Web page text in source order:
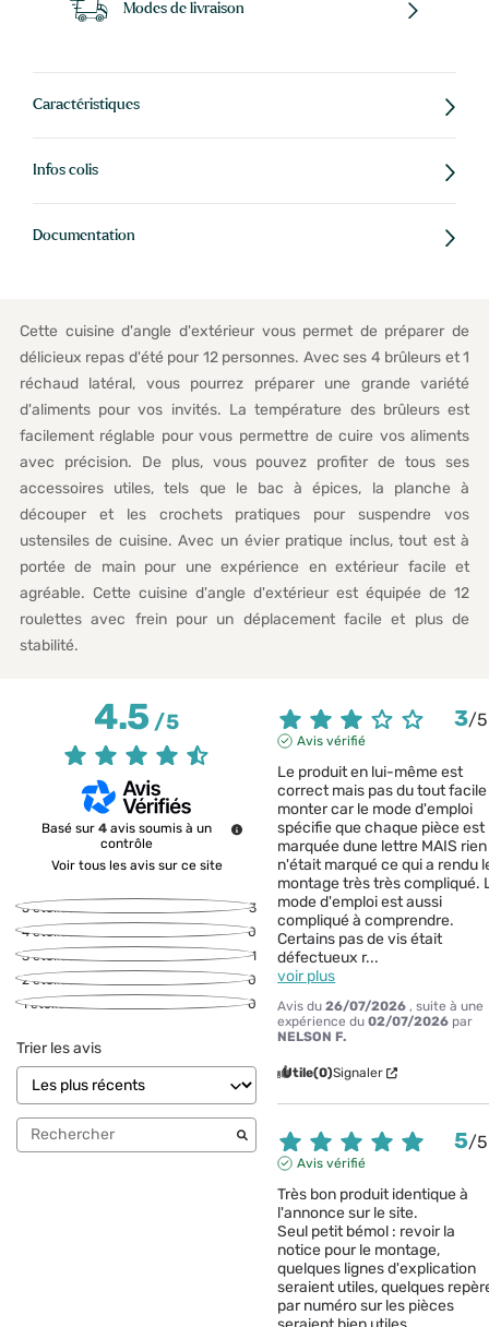
Modes de livraison
Caractéristiques
Infos colis
Documentation
Cette cuisine d'angle d'extérieur vous permet de préparer de
délicieux repas d'été pour 12 personnes. Avec ses 4 brûleurs et 1
réchaud latéral, vous pourrez préparer une grande variété
d'aliments pour vos invités. La température des brûleurs est
facilement réglable pour vous permettre de cuire vos aliments
avec précision. De plus, vous pouvez profiter de tous ses
accessoires utiles, tels que le bac à épices, la planche à
découper et les crochets pratiques pour suspendre vos
ustensiles de cuisine. Avec un évier pratique inclus, tout est à
portée de main pour une expérience en extérieur facile et
agréable. Cette cuisine d'angle d'extérieur est équipée de 12
roulettes avec frein pour un déplacement facile et plus de
stabilité.
4.5/5
Basé sur 4 avis soumis à un
contrôle
Voir tous les avis sur ce site
5étoiles
3
4étoiles
0
3étoiles
1
2étoiles
0
1étoile 0
Trier les avis
3/5
Avis vérifié
Le produit en lui-même est
correct mais pas du tout facile
monter car le mode d'emploi
spécifie que chaque pièce est
marquée dune lettre MAIS rien
n'était marqué ce qui a rendu
montage très très compliqué.
mode d'emploi est aussi
compliqué à comprendre.
Certains pas de vis était
défectueux r...
voir plus
Avis du26/07/2026 , suite à une
expérience du02/07/2026 par
NELSON F.
Utile(0)Signaler
5/5
Avis vérifié
Très bon produit identique à
l'annonce sur le site.
Seul petit bémol : revoir la
notice pour le montage,
quelques lignes d'explication
seraient utiles, quelques
par numéro sur les pièces